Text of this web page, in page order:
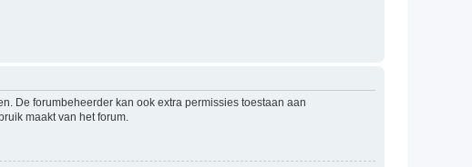
De forumbeheerder kan ook extra permissies toestaan aan
maakt van het forum.